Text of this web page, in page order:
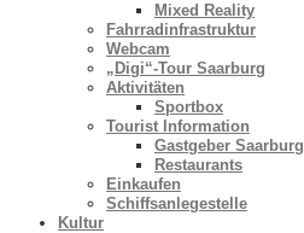
Mixed Reality
Fahrradinfrastruktur
Webcam
„Digi“-Tour Saarburg
Aktivitäten
Sportbox
Tourist Information
Gastgeber Saarburg
Restaurants
Einkaufen
Schiffsanlegestelle
Kultur